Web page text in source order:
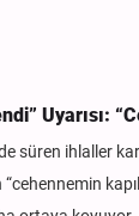
Uyarısı:
ihlaller